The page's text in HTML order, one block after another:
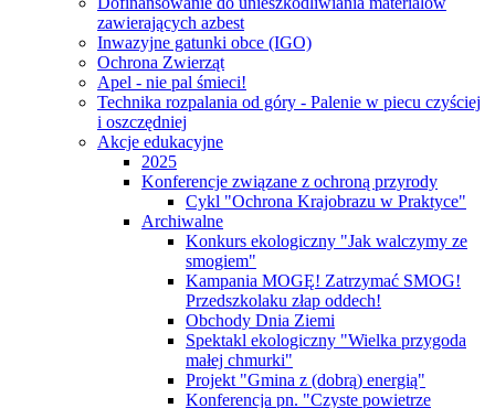
zawierających azbest
Inwazyjne gatunki obce (IGO)
Ochrona Zwierząt
Apel - nie pal śmieci!
Technika rozpalania od góry - Palenie w piecu czyściej
i oszczędniej
Akcje edukacyjne
2025
Konferencje związane z ochroną przyrody
Cykl "Ochrona Krajobrazu w Praktyce"
Archiwalne
Konkurs ekologiczny "Jak walczymy ze
smogiem"
Kampania MOGĘ! Zatrzymać SMOG!
Przedszkolaku złap oddech!
Obchody Dnia Ziemi
Spektakl ekologiczny "Wielka przygoda
małej chmurki"
Projekt "Gmina z (dobrą) energią"
Konferencja pn. "Czyste powietrze